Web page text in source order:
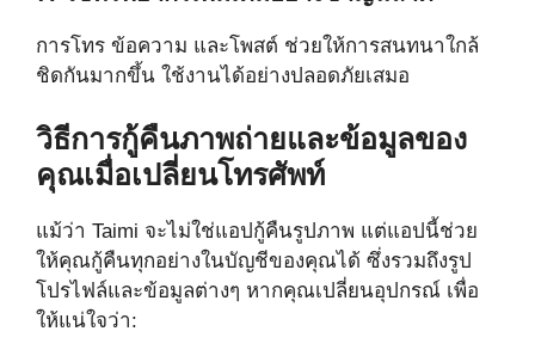
การโทร ข้อความ และโพสต์ ช่วยให้การสนทนาใกล้
ชิดกันมากขึ้น ใช้งานได้อย่างปลอดภัยเสมอ
วิธีการกู้คืนภาพถ่ายและข้อมูลของ
คุณเมื่อเปลี่ยนโทรศัพท์
แม้ว่า Taimi จะไม่ใช่แอปกู้คืนรูปภาพ แต่แอปนี้ช่วย
ให้คุณกู้คืนทุกอย่างในบัญชีของคุณได้ ซึ่งรวมถึงรูป
โปรไฟล์และข้อมูลต่างๆ หากคุณเปลี่ยนอุปกรณ์ เพื่อ
ให้แน่ใจว่า: